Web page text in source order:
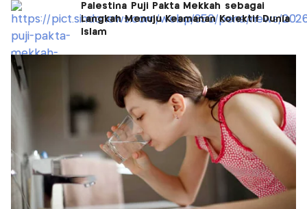
Palestina Puji Pakta Mekkah sebagai
Langkah Menuju Keamanan Kolektif Dunia
Islam